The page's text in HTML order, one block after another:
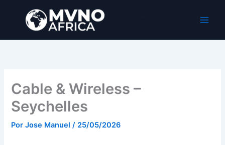
contenido
Cable & Wireless –
Seychelles
PorJose Manuel/ 25/05/2026